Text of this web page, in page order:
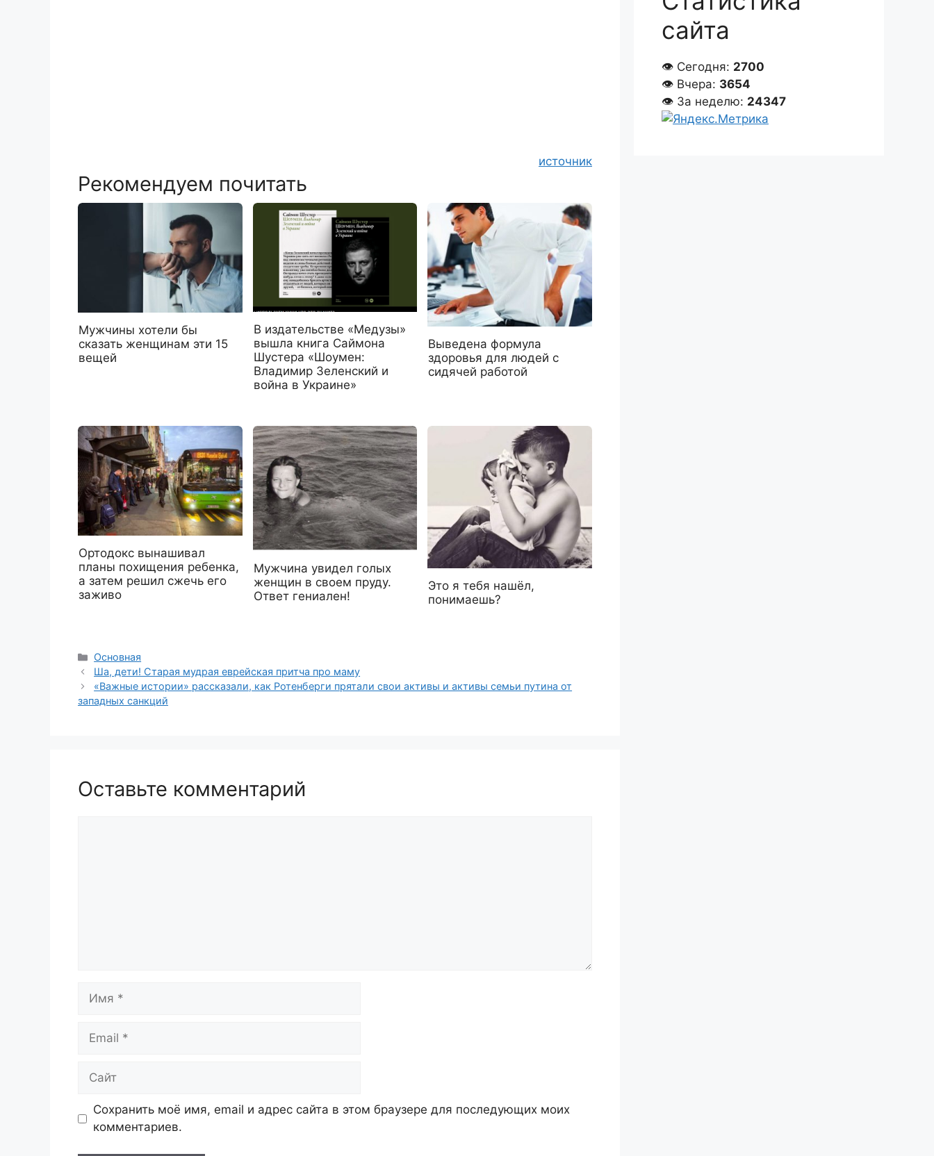
источник
Рекомендуем почитать
Мужчины хотели бы
сказать женщинам эти 15
вещей
В издательстве «Медузы»
вышла книга Саймона
Шустера «Шоумен:
Владимир Зеленский и
война в Украине»
Выведена формула
здоровья для людей с
сидячей работой
Ортодокс вынашивал
планы похищения ребенка,
а затем решил сжечь его
заживо
Мужчина увидел голых
женщин в своем пруду.
Ответ гениален!
Это я тебя нашёл,
понимаешь?
Рубрики
Основная
Ша, дети! Старая мудрая еврейская притча про маму
«Важные истории» рассказали, как Ротенберги прятали свои активы и активы семьи путина от
западных санкций
Оставьте комментарий
Имя
Email
Сайт
Сохранить моё имя, email и адрес сайта в этом браузере для последующих моих
комментариев.
сайта
👁 Сегодня: 2700
👁 Вчера: 3654
👁 За неделю: 24347